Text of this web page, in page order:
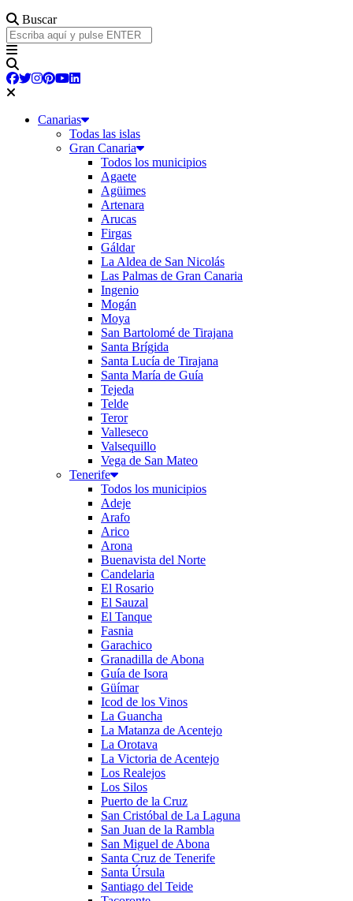
Buscar
Canarias
Todas las islas
Gran Canaria
Todos los municipios
Agaete
Agüimes
Artenara
Arucas
Firgas
Gáldar
La Aldea de San Nicolás
Las Palmas de Gran Canaria
Ingenio
Mogán
Moya
San Bartolomé de Tirajana
Santa Brígida
Santa Lucía de Tirajana
Santa María de Guía
Tejeda
Telde
Teror
Valleseco
Valsequillo
Vega de San Mateo
Tenerife
Todos los municipios
Adeje
Arafo
Arico
Arona
Buenavista del Norte
Candelaria
El Rosario
El Sauzal
El Tanque
Fasnia
Garachico
Granadilla de Abona
Guía de Isora
Güímar
Icod de los Vinos
La Guancha
La Matanza de Acentejo
La Orotava
La Victoria de Acentejo
Los Realejos
Los Silos
Puerto de la Cruz
San Cristóbal de La Laguna
San Juan de la Rambla
San Miguel de Abona
Santa Cruz de Tenerife
Santa Úrsula
Santiago del Teide